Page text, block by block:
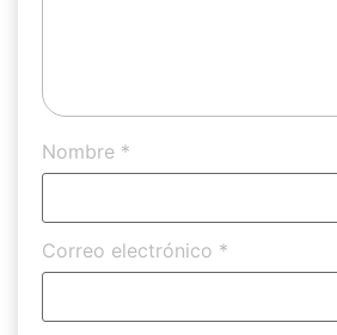
Nombre *
Correo electrónico *